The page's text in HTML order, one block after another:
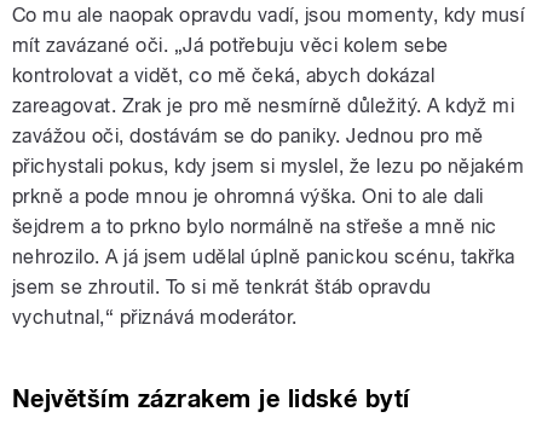
Co mu ale naopak opravdu vadí, jsou momenty, kdy musí
mít zavázané oči. „Já potřebuju věci kolem sebe
kontrolovat a vidět, co mě čeká, abych dokázal
zareagovat. Zrak je pro mě nesmírně důležitý. A když mi
zavážou oči, dostávám se do paniky. Jednou pro mě
přichystali pokus, kdy jsem si myslel, že lezu po nějakém
prkně a pode mnou je ohromná výška. Oni to ale dali
šejdrem a to prkno bylo normálně na střeše a mně nic
nehrozilo. A já jsem udělal úplně panickou scénu, takřka
jsem se zhroutil. To si mě tenkrát štáb opravdu
vychutnal,“ přiznává moderátor.
Největším zázrakem je lidské bytí